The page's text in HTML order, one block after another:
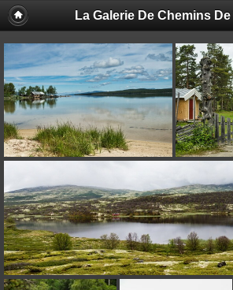
La Galerie De Chemins